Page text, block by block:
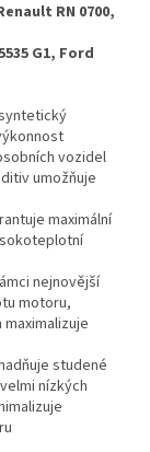
RN 0700,
G1, Ford
syntetický
vozidel
umožňuje
maximální
nejnovější
motoru,
studené
nízkých